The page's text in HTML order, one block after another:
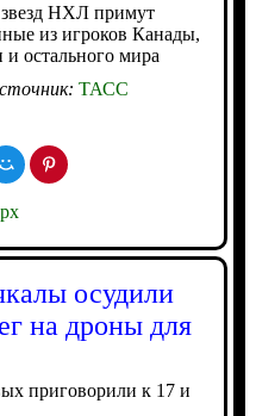
НХЛ примут
из игроков Канады,
мира
ТАСС
осудили
на дроны для
приговорили к 17 и